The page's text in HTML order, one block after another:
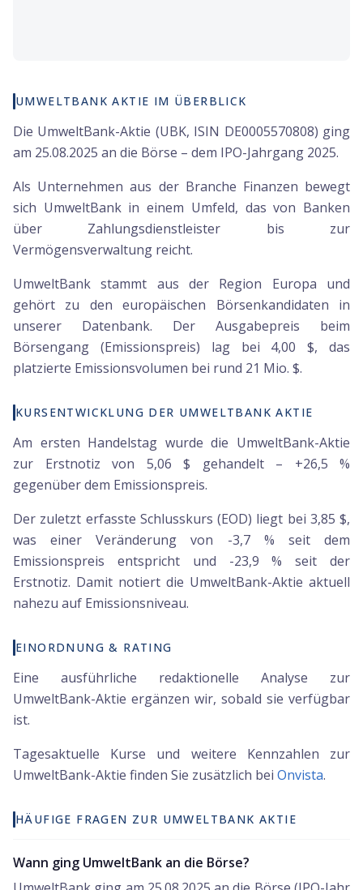
UMWELTBANK AKTIE IM ÜBERBLICK
Die UmweltBank-Aktie (UBK, ISIN DE0005570808) ging
am 25.08.2025 an die Börse – dem IPO-Jahrgang 2025.
Als Unternehmen aus der Branche Finanzen bewegt
sich UmweltBank in einem Umfeld, das von Banken
über Zahlungsdienstleister bis zur
Vermögensverwaltung reicht.
UmweltBank stammt aus der Region Europa und
gehört zu den europäischen Börsenkandidaten in
unserer Datenbank. Der Ausgabepreis beim
Börsengang (Emissionspreis) lag bei 4,00 $, das
platzierte Emissionsvolumen bei rund 21 Mio. $.
KURSENTWICKLUNG DER UMWELTBANK AKTIE
Am ersten Handelstag wurde die UmweltBank-Aktie
zur Erstnotiz von 5,06 $ gehandelt – +26,5 %
gegenüber dem Emissionspreis.
Der zuletzt erfasste Schlusskurs (EOD) liegt bei 3,85 $,
was einer Veränderung von -3,7 % seit dem
Emissionspreis entspricht und -23,9 % seit der
Erstnotiz. Damit notiert die UmweltBank-Aktie aktuell
nahezu auf Emissionsniveau.
EINORDNUNG & RATING
Eine ausführliche redaktionelle Analyse zur
UmweltBank-Aktie ergänzen wir, sobald sie verfügbar
ist.
Tagesaktuelle Kurse und weitere Kennzahlen zur
UmweltBank-Aktie finden Sie zusätzlich bei Onvista.
HÄUFIGE FRAGEN ZUR UMWELTBANK AKTIE
Wann ging UmweltBank an die Börse?